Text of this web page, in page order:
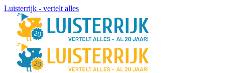
Luisterrijk - vertelt alles